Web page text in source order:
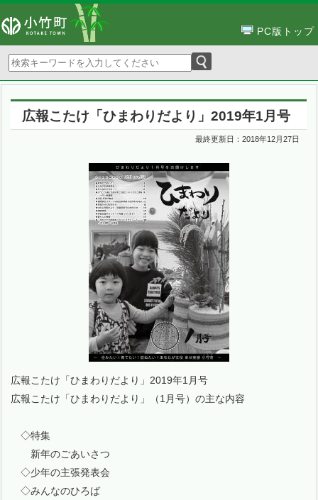
PC版トップ
広報こたけ「ひまわりだより」2019年1月号
最終更新日：2018年12月27日
広報こたけ「ひまわりだより」2019年1月号
広報こたけ「ひまわりだより」（1月号）の主な内容
◇特集
新年のごあいさつ
◇少年の主張発表会
◇みんなのひろば